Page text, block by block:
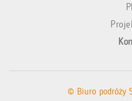
© Biuro podróży